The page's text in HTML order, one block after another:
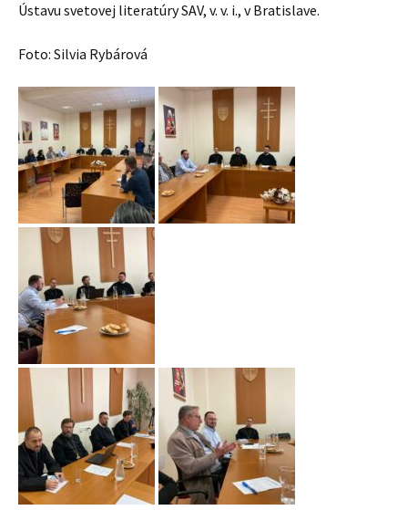
Ústavu svetovej literatúry SAV, v. v. i., v Bratislave.
Foto: Silvia Rybárová